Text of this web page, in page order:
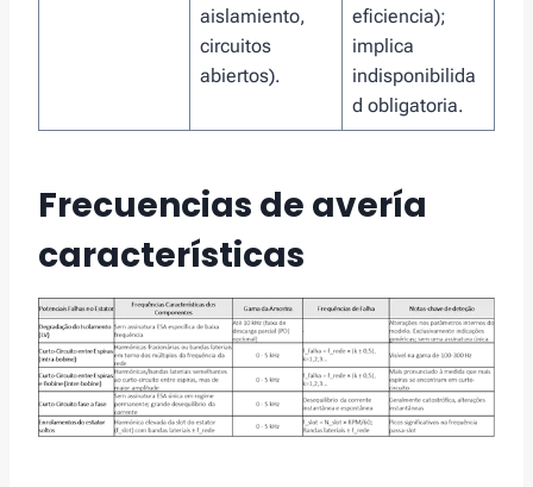
aislamiento,
circuitos
abiertos).
eficiencia);
implica
indisponibilida
d obligatoria.
Frecuencias de avería
características